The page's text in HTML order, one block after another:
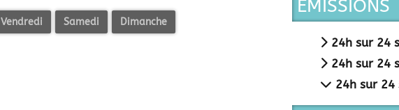
Vendredi Samedi Dimanche
EMISSIONS
24h sur 24
24h sur 24
24h sur